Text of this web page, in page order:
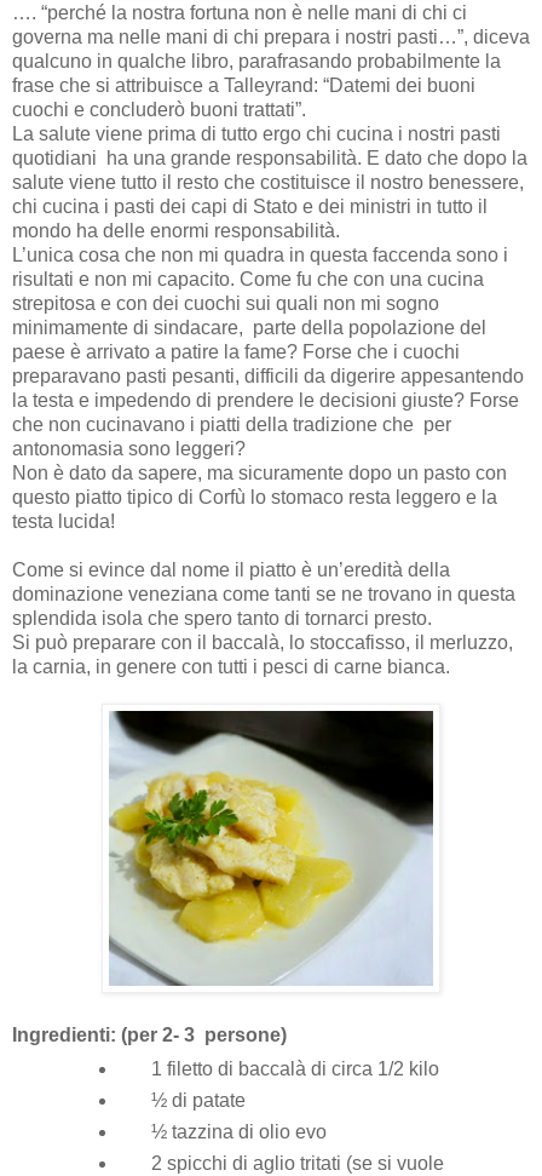
…. “perché la nostra fortuna non è nelle mani di chi ci
governa ma nelle mani di chi prepara i nostri pasti…”, diceva
qualcuno in qualche libro, parafrasando probabilmente la
frase che si attribuisce a Talleyrand: “Datemi dei buoni
cuochi e concluderò buoni trattati”.
La salute viene prima di tutto ergo chi cucina i nostri pasti
quotidiani
ha una grande responsabilità. E dato che dopo la
salute viene tutto il resto che costituisce il nostro benessere,
chi cucina i pasti dei capi di Stato e dei ministri in tutto il
mondo ha delle enormi responsabilità.
L’unica cosa che non mi quadra in questa faccenda sono i
risultati e non mi capacito. Come fu che con una cucina
strepitosa e con dei cuochi sui quali non mi sogno
minimamente di sindacare, parte della popolazione del
paese è arrivato a patire la fame? Forse che i cuochi
preparavano pasti pesanti, difficili da digerire appesantendo
la testa e impedendo di prendere le decisioni giuste? Forse
che non cucinavano i piatti della tradizione che per
antonomasia sono leggeri?
Non è dato da sapere, ma sicuramente dopo un pasto con
questo piatto tipico di Corfù lo stomaco resta leggero e la
testa lucida!
Come si evince dal nome il piatto è un’eredità della
dominazione veneziana come tanti se ne trovano in questa
splendida isola che spero tanto di tornarci presto.
Si può preparare con il baccalà, lo stoccafisso, il merluzzo,
la carnia, in genere con tutti i pesci di carne bianca.
Ingredienti: (per 2- 3 persone)
1 filetto di baccalà di circa 1/2 kilo
½ di patate
½ tazzina di olio evo
2 spicchi di aglio tritati (se si vuole